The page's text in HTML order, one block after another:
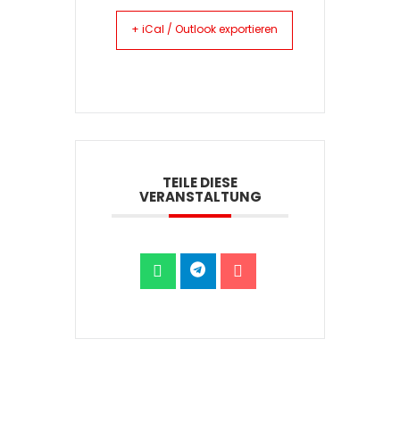
+ iCal / Outlook exportieren
TEILE DIESE
VERANSTALTUNG